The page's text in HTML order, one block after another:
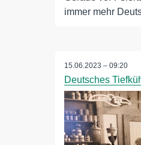
immer mehr
15.06.2023 – 09:20
Deutsches